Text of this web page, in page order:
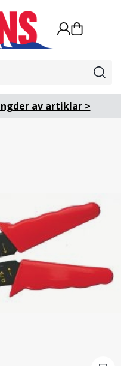
av artiklar >